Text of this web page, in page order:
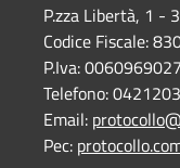
P.zza Libertà, 1 -
Codice Fiscale:
P.Iva:
Telefono:
Email:
Pec: